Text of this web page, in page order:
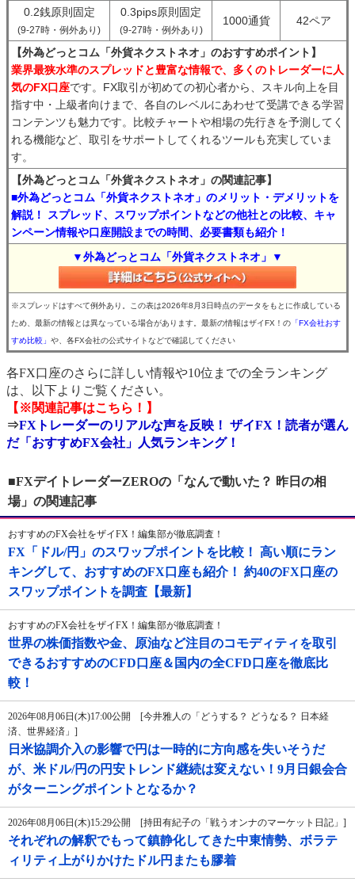
0.2銭原則固定
(9-27時・例外あり)
0.3pips原則固定
(9-27時・例外あり)
1000通貨 42ペア
【外為どっとコム「外貨ネクストネオ」のおすすめポイント】
業界最狭水準のスプレッドと豊富な情報で、多くのトレーダーに人
気のFX口座です。FX取引が初めての初心者から、スキル向上を目
指す中・上級者向けまで、各自のレベルにあわせて受講できる学習
コンテンツも魅力です。比較チャートや相場の先行きを予測してく
れる機能など、取引をサポートしてくれるツールも充実していま
す。
【外為どっとコム「外貨ネクストネオ」の関連記事】
■外為どっとコム「外貨ネクストネオ」のメリット・デメリットを
解説！ スプレッド、スワップポイントなどの他社との比較、キャ
ンペーン情報や口座開設までの時間、必要書類も紹介！
▼外為どっとコム「外貨ネクストネオ」▼
※スプレッドはすべて例外あり。この表は2026年8月3日時点のデータをもとに作成している
ため、最新の情報とは異なっている場合があります。最新の情報はザイFX！の 「FX会社おす
すめ比較」 や、各FX会社の公式サイトなどで確認してください
各FX口座のさらに詳しい情報や10位までの全ランキング
は、以下よりご覧ください。
【※関連記事はこちら！】
⇒FXトレーダーのリアルな声を反映！ ザイFX！読者が選ん
だ「おすすめFX会社」人気ランキング！
■FXデイトレーダーZEROの「なんで動いた？ 昨日の相
場」の関連記事
おすすめのFX会社をザイFX！編集部が徹底調査！
FX「ドル/円」のスワップポイントを比較！ 高い順にラン
キングして、おすすめのFX口座も紹介！ 約40のFX口座の
スワップポイントを調査【最新】
おすすめのFX会社をザイFX！編集部が徹底調査！
世界の株価指数や金、原油など注目のコモディティを取引
できるおすすめのCFD口座＆国内の全CFD口座を徹底比
較！
2026年08月06日(木)17:00公開 [今井雅人の「どうする？ どうなる？ 日本経
済、世界経済」]
日米協調介入の影響で円は一時的に方向感を失いそうだ
が、米ドル/円の円安トレンド継続は変えない！9月日銀会合
がターニングポイントとなるか？
2026年08月06日(木)15:29公開 [持田有紀子の「戦うオンナのマーケット日記」]
それぞれの解釈でもって鎮静化してきた中東情勢、ボラテ
ィリティ上がりかけたドル円またも膠着